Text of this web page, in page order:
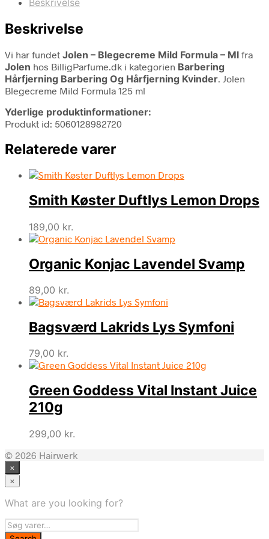
Beskrivelse
Beskrivelse
Vi har fundet Jolen – Blegecreme Mild Formula – Ml fra
Jolen hos BilligParfume.dk i kategorien Barbering
Hårfjerning Barbering Og Hårfjerning Kvinder. Jolen
Blegecreme Mild Formula 125 ml
Yderlige produktinformationer:
Produkt id: 5060128982720
Relaterede varer
Smith Køster Duftlys Lemon Drops
189,00 kr.
Organic Konjac Lavendel Svamp
89,00 kr.
Bagsværd Lakrids Lys Symfoni
79,00 kr.
Green Goddess Vital Instant Juice
210g
299,00 kr.
© 2026 Hairwerk
×
×
What are you looking for?